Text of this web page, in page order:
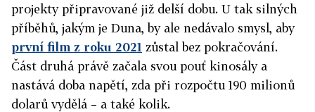
projekty připravované již delší dobu. U tak silných
příběhů, jakým je Duna, by ale nedávalo smysl, aby
první film z roku 2021 zůstal bez pokračování.
Část druhá právě začala svou pouť kinosály a
nastává doba napětí, zda při rozpočtu 190 milionů
dolarů vydělá – a také kolik.